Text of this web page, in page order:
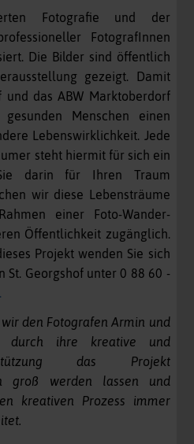
Fotografie und der
FotografInnen
Die Bilder sind öffentlich
gezeigt. Damit
und das ABW Marktoberdorf
Menschen einen
Lebenswirklichkeit. Jede
steht hiermit für sich ein
darin für Ihren Traum
wir diese Lebensträume
einer Foto-Wander-
Öffentlichkeit zugänglich.
Projekt wenden Sie sich
St. Georgshof unter 0 88 60 -
den Fotografen Armin und
durch ihre kreative und
das Projekt
groß werden lassen und
kreativen Prozess immer